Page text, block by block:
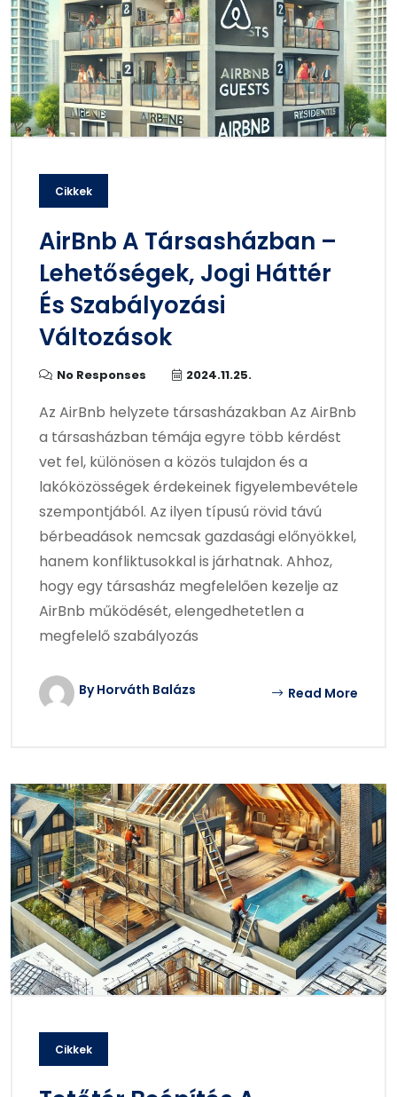
Cikkek
AirBnb A Társasházban –
Lehetőségek, Jogi Háttér
És Szabályozási
Változások
No Responses 2024.11.25.
Az AirBnb helyzete társasházakban Az AirBnb
a társasházban témája egyre több kérdést
vet fel, különösen a közös tulajdon és a
lakóközösségek érdekeinek figyelembevétele
szempontjából. Az ilyen típusú rövid távú
bérbeadások nemcsak gazdasági előnyökkel,
hanem konfliktusokkal is járhatnak. Ahhoz,
hogy egy társasház megfelelően kezelje az
AirBnb működését, elengedhetetlen a
megfelelő szabályozás
By Horváth Balázs Read More
Cikkek